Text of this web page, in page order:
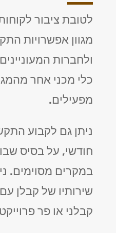
לטובת ציבור
מגוון אפשרויות
ולחברות
כלי מכני אחר
מפעילים.
ניתן גם לקבוע
חודשי, על בסיס
במקרים מסוימים.
שירותיו של קבלן
קבלני או פר